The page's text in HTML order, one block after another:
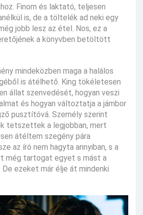
Finom és laktató, teljesen
is, de a töltelék ad neki egy
jobb lesz az étel. Nos, ez a
a könyvben betöltött
mindeközben maga a halálos
is átélhető. King tökéletesen
állat szenvedését, hogyan veszi
és hogyan változtatja a jámbor
pusztítóvá. Személy szerint
tetszettek a legjobban, mert
átéltem szegény pára
az író nem hagyta annyiban, s a
még tartogat egyet s mást a
ezeket már élje át mindenki